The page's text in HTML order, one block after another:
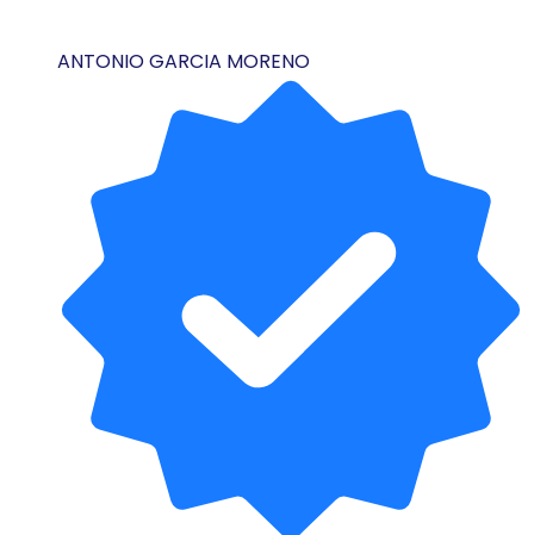
ANTONIO GARCIA MORENO